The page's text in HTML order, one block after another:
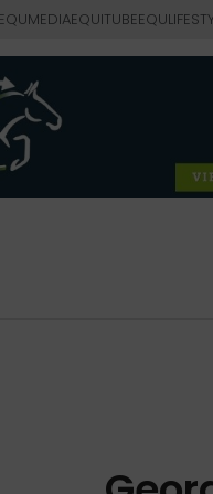
EQUMEDIAEQUITUBE